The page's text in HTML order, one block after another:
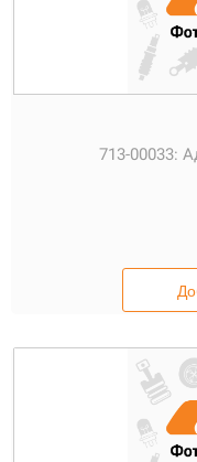
713-00033: